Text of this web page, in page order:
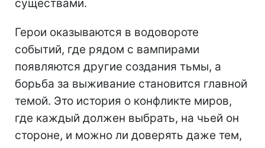
существами.
Герои оказываются в водовороте
событий, где рядом с вампирами
появляются другие создания тьмы, а
борьба за выживание становится главной
темой. Это история о конфликте миров,
где каждый должен выбрать, на чьей он
стороне, и можно ли доверять даже тем,